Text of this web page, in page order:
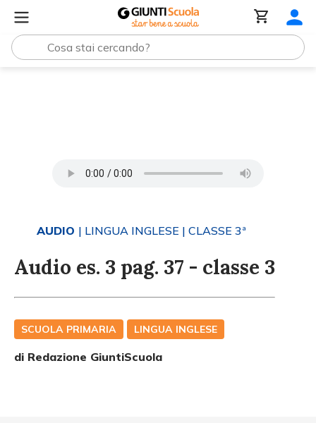
AUDIO | LINGUA INGLESE | CLASSE 3ª
Audio es. 3 pag. 37 - classe 3
SCUOLA PRIMARIA LINGUA INGLESE
di Redazione GiuntiScuola